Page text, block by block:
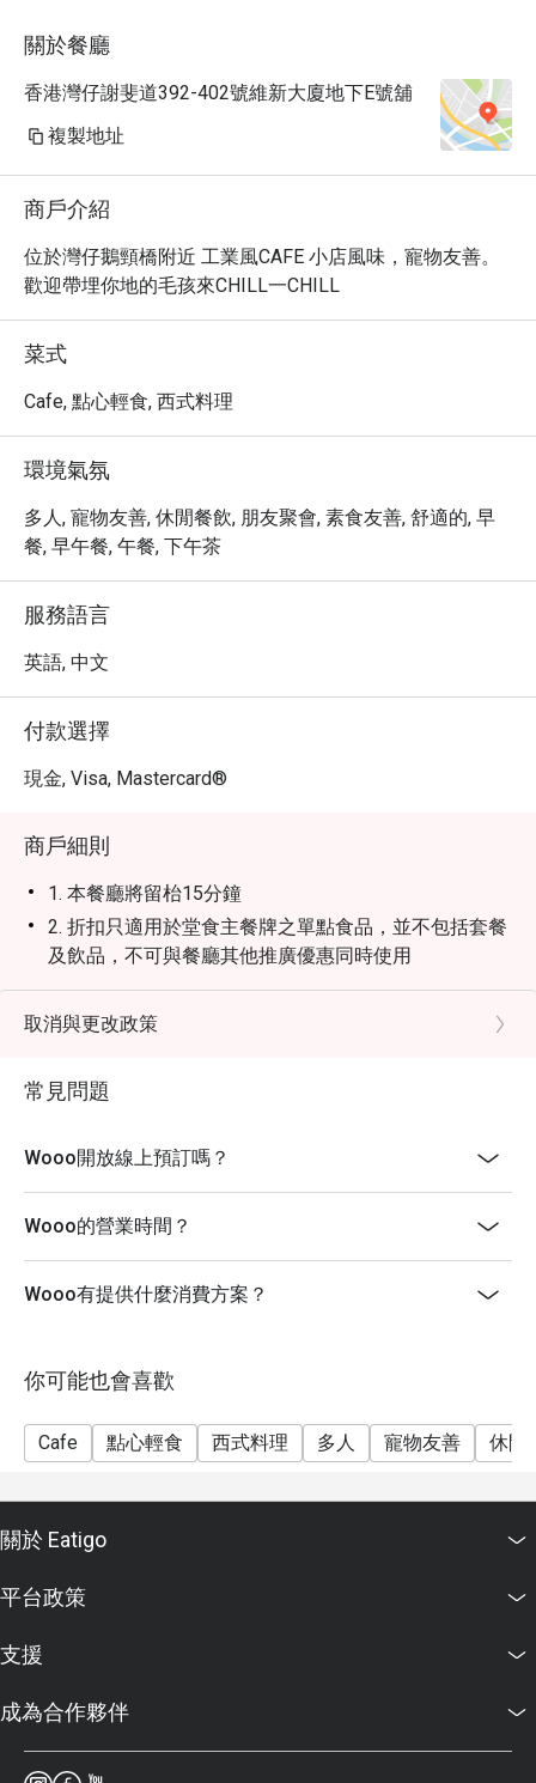
關於餐廳
香港灣仔謝斐道392-402號維新大廈地下E號舖
複製地址
商戶介紹
位於灣仔鵝頸橋附近 工業風CAFE 小店風味，寵物友善。
歡迎帶埋你地的毛孩來CHILL一CHILL
菜式
Cafe, 點心輕食, 西式料理
環境氣氛
多人, 寵物友善, 休閒餐飲, 朋友聚會, 素食友善, 舒適的, 早
餐, 早午餐, 午餐, 下午茶
服務語言
英語, 中文
付款選擇
現金, Visa, Mastercard®
商戶細則
1. 本餐廳將留枱15分鐘
2. 折扣只適用於堂食主餐牌之單點食品，並不包括套餐
及飲品，不可與餐廳其他推廣優惠同時使用
3. 某些時段只提供部份食品，詳情請於入座前預先查詢
4. 客人必須於入座前出示訂座證明方可享用折扣
面以供同事紀錄及認證
取消與更改政策
常見問題
Wooo開放線上預訂嗎？
Wooo的營業時間？
Wooo有提供什麼消費方案？
你可能也會喜歡
Cafe 點心輕食 西式料理 多人 寵物友善 休閒
關於 Eatigo
平台政策
支援
成為合作夥伴